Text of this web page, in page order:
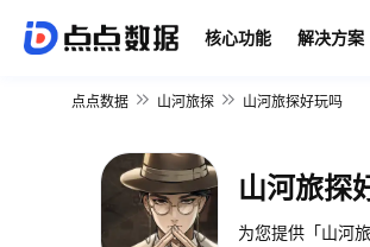
核心功能 解决方案
点点数据 山河旅探 山河旅探好玩吗
山河旅探
为您提供「山河